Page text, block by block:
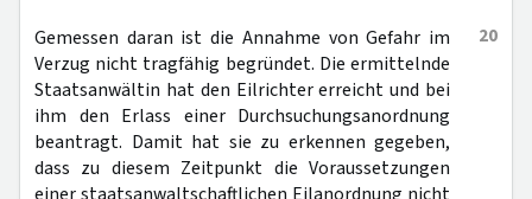
20
Gemessen daran ist die Annahme von Gefahr im
Verzug nicht tragfähig begründet. Die ermittelnde
Staatsanwältin hat den Eilrichter erreicht und bei
ihm den Erlass einer Durchsuchungsanordnung
beantragt. Damit hat sie zu erkennen gegeben,
dass zu diesem Zeitpunkt die Voraussetzungen